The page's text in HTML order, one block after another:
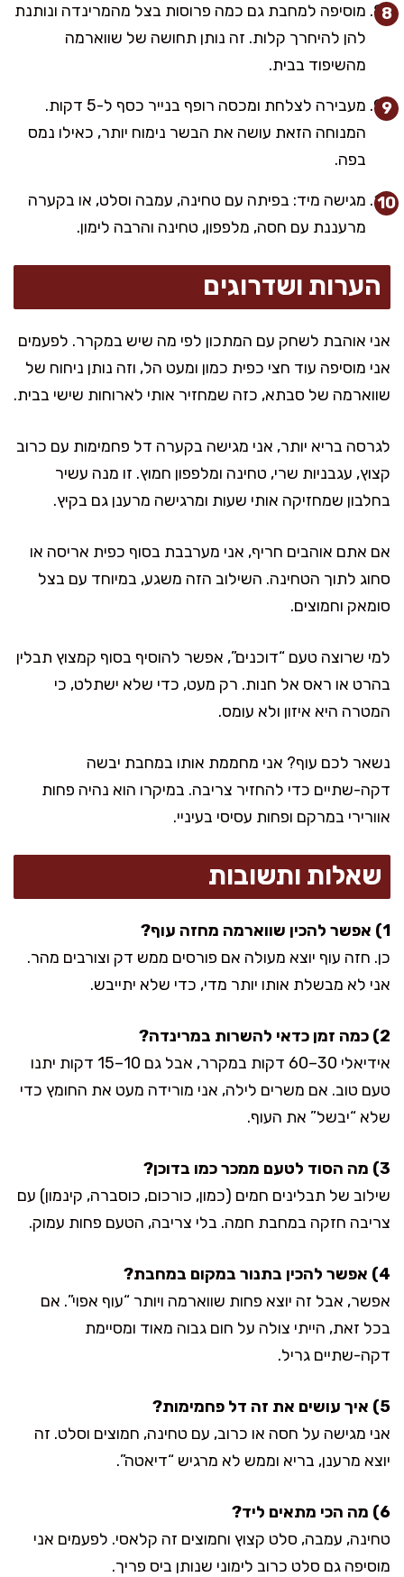
מוסיפה למחבת גם כמה פרוסות בצל מהמרינדה ונותנת
להן להיחרך קלות. זה נותן תחושה של שווארמה
מהשיפוד בבית.
מעבירה לצלחת ומכסה רופף בנייר כסף ל-5 דקות.
המנוחה הזאת עושה את הבשר נימוח יותר, כאילו נמס
בפה.
מגישה מיד: בפיתה עם טחינה, עמבה וסלט, או בקערה
מרעננת עם חסה, מלפפון, טחינה והרבה לימון.
הערות ושדרוגים
אני אוהבת לשחק עם המתכון לפי מה שיש במקרר. לפעמים
אני מוסיפה עוד חצי כפית כמון ומעט הל, וזה נותן ניחוח של
שווארמה של סבתא, כזה שמחזיר אותי לארוחות שישי בבית.
לגרסה בריא יותר, אני מגישה בקערה דל פחמימות עם כרוב
קצוץ, עגבניות שרי, טחינה ומלפפון חמוץ. זו מנה עשיר
בחלבון שמחזיקה אותי שעות ומרגישה מרענן גם בקיץ.
אם אתם אוהבים חריף, אני מערבבת בסוף כפית אריסה או
סחוג לתוך הטחינה. השילוב הזה משגע, במיוחד עם בצל
סומאק וחמוצים.
למי שרוצה טעם “דוכנים”, אפשר להוסיף בסוף קמצוץ תבלין
בהרט או ראס אל חנות. רק מעט, כדי שלא ישתלט, כי
המטרה היא איזון ולא עומס.
נשאר לכם עוף? אני מחממת אותו במחבת יבשה
דקה-שתיים כדי להחזיר צריבה. במיקרו הוא נהיה פחות
אוורירי במרקם ופחות עסיסי בעיניי.
שאלות ותשובות
1) אפשר להכין שווארמה מחזה עוף?
כן. חזה עוף יוצא מעולה אם פורסים ממש דק וצורבים מהר.
אני לא מבשלת אותו יותר מדי, כדי שלא יתייבש.
2) כמה זמן כדאי להשרות במרינדה?
אידיאלי 30–60 דקות במקרר, אבל גם 10–15 דקות יתנו
טעם טוב. אם משרים לילה, אני מורידה מעט את החומץ כדי
שלא “יבשל” את העוף.
3) מה הסוד לטעם ממכר כמו בדוכן?
שילוב של תבלינים חמים (כמון, כורכום, כוסברה, קינמון) עם
צריבה חזקה במחבת חמה. בלי צריבה, הטעם פחות עמוק.
4) אפשר להכין בתנור במקום במחבת?
אפשר, אבל זה יוצא פחות שווארמה ויותר “עוף אפוי”. אם
בכל זאת, הייתי צולה על חום גבוה מאוד ומסיימת
דקה-שתיים גריל.
5) איך עושים את זה דל פחמימות?
אני מגישה על חסה או כרוב, עם טחינה, חמוצים וסלט. זה
יוצא מרענן, בריא וממש לא מרגיש “דיאטה”.
6) מה הכי מתאים ליד?
טחינה, עמבה, סלט קצוץ וחמוצים זה קלאסי. לפעמים אני
מוסיפה גם סלט כרוב לימוני שנותן ביס פריך.